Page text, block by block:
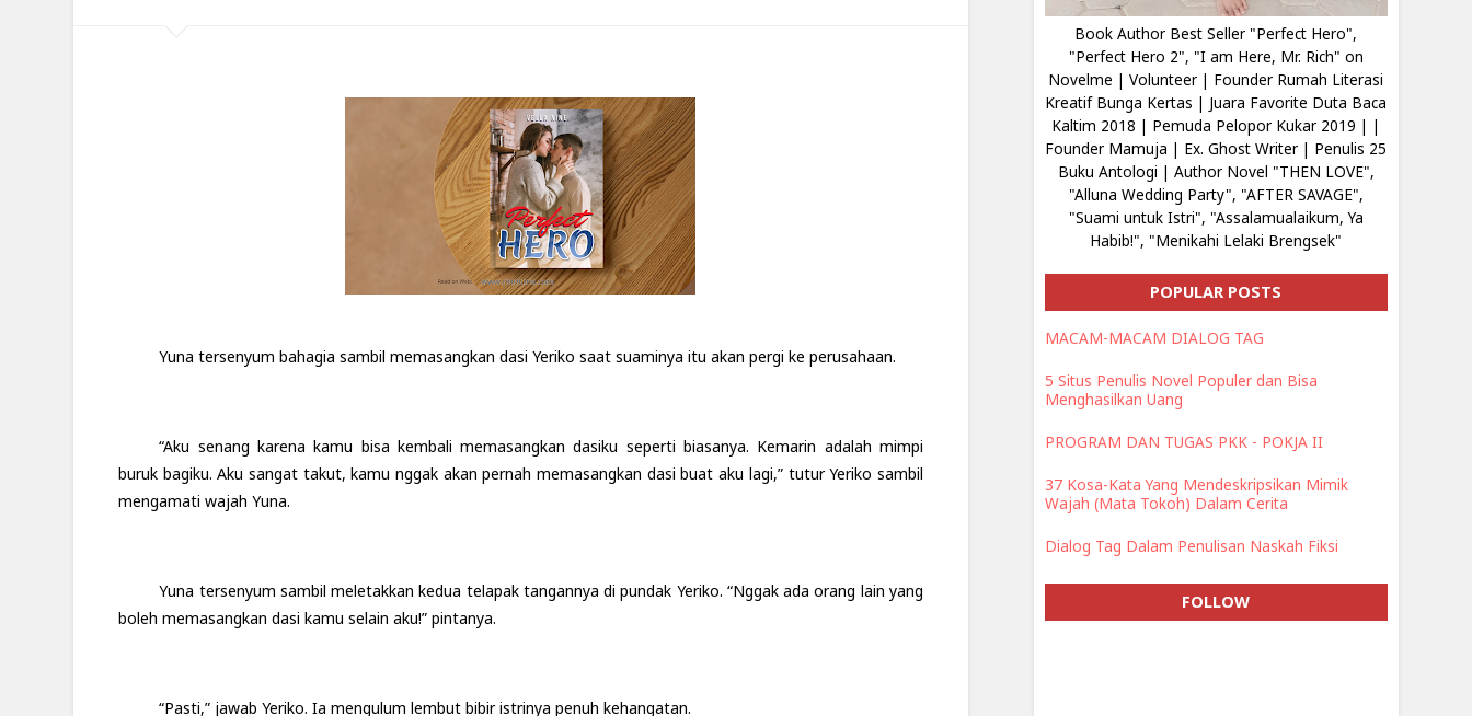
Yuna tersenyum bahagia sambil memasangkan dasi Yeriko saat suaminya itu akan pergi ke perusahaan.
“Aku senang karena kamu bisa kembali memasangkan dasiku seperti biasanya. Kemarin adalah mimpi
buruk bagiku. Aku sangat takut, kamu nggak akan pernah memasangkan dasi buat aku lagi,” tutur Yeriko sambil
mengamati wajah Yuna.
Yuna tersenyum sambil meletakkan kedua telapak tangannya di pundak Yeriko. “Nggak ada orang lain yang
boleh memasangkan dasi kamu selain aku!” pintanya.
“Pasti,” jawab Yeriko. Ia mengulum lembut bibir istrinya penuh kehangatan.
Book Author Best Seller "Perfect Hero",
"Perfect Hero 2", "I am Here, Mr. Rich" on
Novelme | Volunteer | Founder Rumah Literasi
Kreatif Bunga Kertas | Juara Favorite Duta Baca
Kaltim 2018 | Pemuda Pelopor Kukar 2019 | |
Founder Mamuja | Ex. Ghost Writer | Penulis 25
Buku Antologi | Author Novel "THEN LOVE",
"Alluna Wedding Party", "AFTER SAVAGE",
"Suami untuk Istri", "Assalamualaikum, Ya
Habib!", "Menikahi Lelaki Brengsek"
POPULAR POSTS
MACAM-MACAM DIALOG TAG
5 Situs Penulis Novel Populer dan Bisa
Menghasilkan Uang
PROGRAM DAN TUGAS PKK - POKJA II
37 Kosa-Kata Yang Mendeskripsikan Mimik
Wajah (Mata Tokoh) Dalam Cerita
Dialog Tag Dalam Penulisan Naskah Fiksi
FOLLOW